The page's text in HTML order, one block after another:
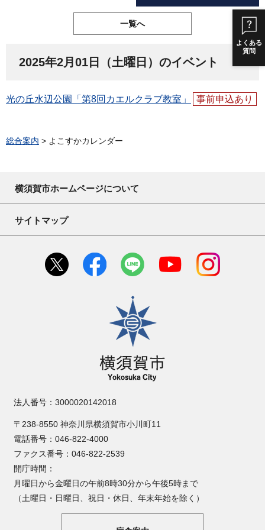
よくある
質問
一覧へ
2025年2月01日（土曜日）のイベント
光の丘水辺公園「第8回カエルクラブ教室」 事前申込あり
総合案内 > よこすかカレンダー
横須賀市ホームページについて
サイトマップ
横須賀市
法人番号：3000020142018
〒238-8550 神奈川県横須賀市小川町11
電話番号：046-822-4000
ファクス番号：046-822-2539
開庁時間：
月曜日から金曜日の午前8時30分から午後5時まで
（土曜日・日曜日、祝日・休日、年末年始を除く）